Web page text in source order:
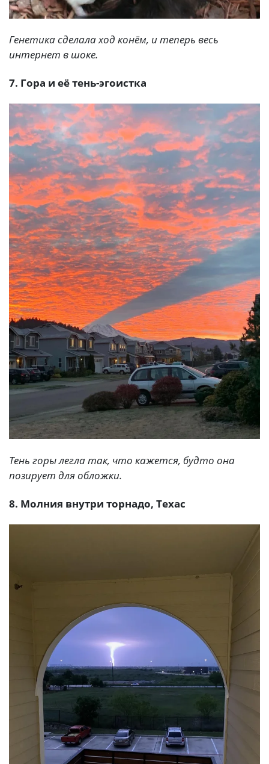
Генетика сделала ход конём, и теперь весь
интернет в шоке.
7. Гора и её тень-эгоистка
Тень горы легла так, что кажется, будто она
позирует для обложки.
8. Молния внутри торнадо, Техас